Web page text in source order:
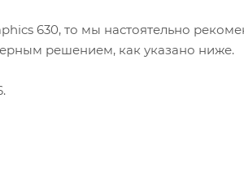
630, то мы настоятельно
решением, как указано ниже.